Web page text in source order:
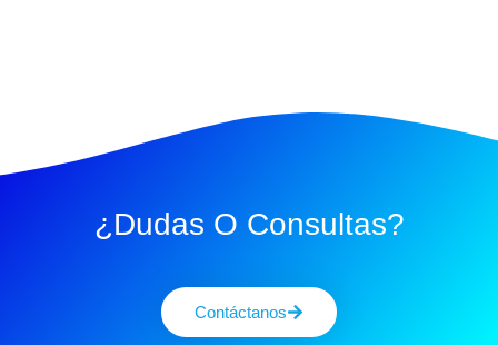
¿Dudas O Consultas?
Contáctanos